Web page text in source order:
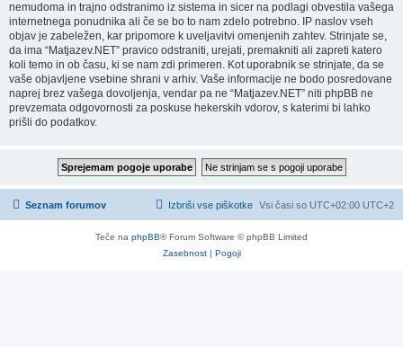
nemudoma in trajno odstranimo iz sistema in sicer na podlagi obvestila vašega
internetnega ponudnika ali če se bo to nam zdelo potrebno. IP naslov vseh
objav je zabeležen, kar pripomore k uveljavitvi omenjenih zahtev. Strinjate se,
da ima “Matjazev.NET” pravico odstraniti, urejati, premakniti ali zapreti katero
koli temo in ob času, ki se nam zdi primeren. Kot uporabnik se strinjate, da se
vaše objavljene vsebine shrani v arhiv. Vaše informacije ne bodo posredovane
naprej brez vašega dovoljenja, vendar pa ne “Matjazev.NET” niti phpBB ne
prevzemata odgovornosti za poskuse hekerskih vdorov, s katerimi bi lahko
prišli do podatkov.
Seznam forumov Vsi časi so UTC+02:00 UTC+2
Izbriši vse piškotke
Teče na phpBB® Forum Software © phpBB Limited
Zasebnost| Pogoji